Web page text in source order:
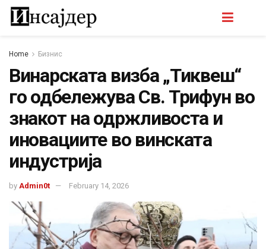
Home Бизнис
Винарската визба „Тиквеш“
го одбележува Св. Трифун во
знакот на одржливоста и
иновациите во винската
индустрија
by Admin0t February 14, 2026